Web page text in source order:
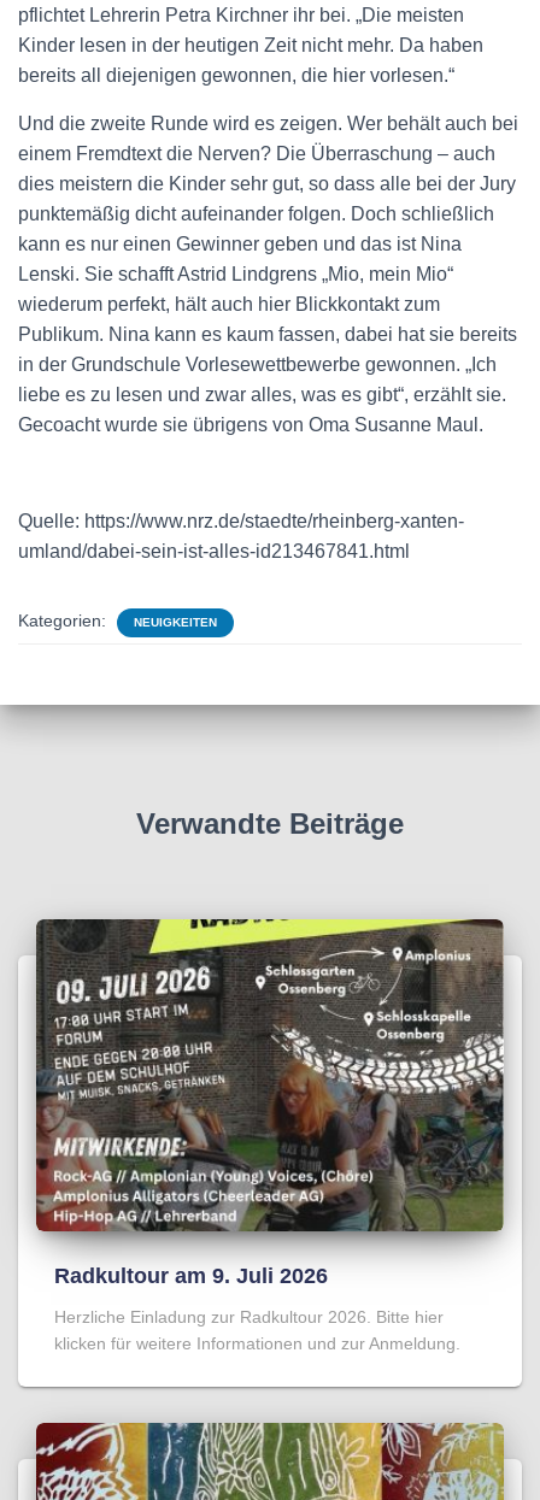
pflichtet Lehrerin Petra Kirchner ihr bei. „Die meisten
Kinder lesen in der heutigen Zeit nicht mehr. Da haben
bereits all diejenigen gewonnen, die hier vorlesen.“
Und die zweite Runde wird es zeigen. Wer behält auch bei
einem Fremdtext die Nerven? Die Überraschung – auch
dies meistern die Kinder sehr gut, so dass alle bei der Jury
punktemäßig dicht aufeinander folgen. Doch schließlich
kann es nur einen Gewinner geben und das ist Nina
Lenski. Sie schafft Astrid Lindgrens „Mio, mein Mio“
wiederum perfekt, hält auch hier Blickkontakt zum
Publikum. Nina kann es kaum fassen, dabei hat sie bereits
in der Grundschule Vorlesewettbewerbe gewonnen. „Ich
liebe es zu lesen und zwar alles, was es gibt“, erzählt sie.
Gecoacht wurde sie übrigens von Oma Susanne Maul.
Quelle: https://www.nrz.de/staedte/rheinberg-xanten-
umland/dabei-sein-ist-alles-id213467841.html
Kategorien: NEUIGKEITEN
Verwandte Beiträge
Radkultour am 9. Juli 2026
Herzliche Einladung zur Radkultour 2026. Bitte hier
klicken für weitere Informationen und zur Anmeldung.